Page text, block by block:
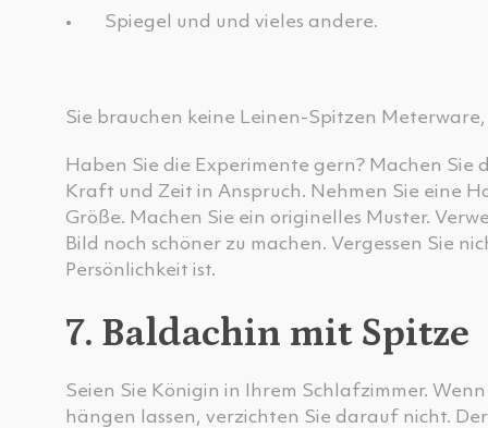
• ‬ Spiegel und und vieles andere. ‬‬‬‬‬‬‬‬‬
‬Sie brauchen keine Leinen-Spitzen
Haben Sie die Experimente gern? Machen
Kraft und Zeit in Anspruch. Nehmen Sie eine
Größe. Machen Sie ein originelles Muster.
Bild noch schöner zu machen. Vergessen Sie
Persönlichkeit ist.
7. Baldachin mit Spitze
Seien Sie Königin in Ihrem Schlafzimmer.
hängen lassen, verzichten Sie darauf nicht.